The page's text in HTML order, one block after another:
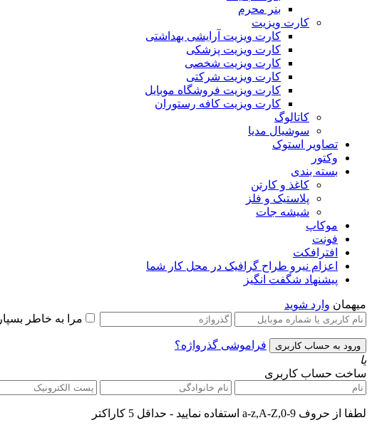
بنر محرم
کارت ویزیت
کارت ویزیت آرایشی بهداشتی
کارت ویزیت پزشکی
کارت ویزیت شخصی
کارت ویزیت شرکتی
کارت ویزیت فروشگاه موبایل
کارت ویزیت کافه رستوران
کاتالوگ
سوشیال مدیا
تصاویر استوک
وکتور
بسته بندی
کاغذ و کارتن
پلاستیک و فلز
شیشه جات
موکاپ
فونت
افترافکت
اعزام نیرو طراح گرافیک در محل کار شما
پیشنهاد شگفت انگیز
میهمان وارد شوید
مرا به خاطر بسپار
فراموشی گذرواژه؟
یا
ساخت حساب کاربری
لطفا از حروف a-z,A-Z,0-9 استفاده نمایید - حداقل 5 کاراکتر